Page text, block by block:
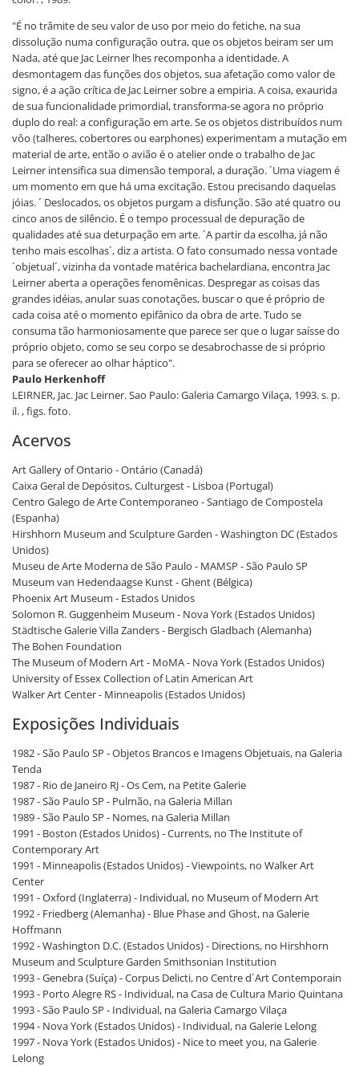
"É no trâmite de seu valor de uso por meio do fetiche, na sua
dissolução numa configuração outra, que os objetos beiram ser um
Nada, até que Jac Leirner lhes recomponha a identidade. A
desmontagem das funções dos objetos, sua afetação como valor de
signo, é a ação crítica de Jac Leirner sobre a empiria. A coisa, exaurida
de sua funcionalidade primordial, transforma-se agora no próprio
duplo do real: a configuração em arte. Se os objetos distribuídos num
vôo (talheres, cobertores ou earphones) experimentam a mutação em
material de arte, então o avião é o atelier onde o trabalho de Jac
Leirner intensifica sua dimensão temporal, a duração. ´Uma viagem é
um momento em que há uma excitação. Estou precisando daquelas
jóias. ´ Deslocados, os objetos purgam a disfunção. São até quatro ou
cinco anos de silêncio. É o tempo processual de depuração de
qualidades até sua deturpação em arte. ´A partir da escolha, já não
tenho mais escolhas´, diz a artista. O fato consumado nessa vontade
´objetual´, vizinha da vontade matérica bachelardiana, encontra Jac
Leirner aberta a operações fenomênicas. Despregar as coisas das
grandes idéias, anular suas conotações, buscar o que é próprio de
cada coisa até o momento epifânico da obra de arte. Tudo se
consuma tão harmoniosamente que parece ser que o lugar saísse do
próprio objeto, como se seu corpo se desabrochasse de si próprio
para se oferecer ao olhar háptico".
Paulo Herkenhoff
LEIRNER, Jac. Jac Leirner. Sao Paulo: Galeria Camargo Vilaça, 1993. s. p.
il. , figs. foto.
Acervos
Art Gallery of Ontario - Ontário (Canadá)
Caixa Geral de Depósitos, Culturgest - Lisboa (Portugal)
Centro Galego de Arte Contemporaneo - Santiago de Compostela
(Espanha)
Hirshhorn Museum and Sculpture Garden - Washington DC (Estados
Unidos)
Museu de Arte Moderna de São Paulo - MAMSP - São Paulo SP
Museum van Hedendaagse Kunst - Ghent (Bélgica)
Phoenix Art Museum - Estados Unidos
Solomon R. Guggenheim Museum - Nova York (Estados Unidos)
Städtische Galerie Villa Zanders - Bergisch Gladbach (Alemanha)
The Bohen Foundation
The Museum of Modern Art - MoMA - Nova York (Estados Unidos)
University of Essex Collection of Latin American Art
Walker Art Center - Minneapolis (Estados Unidos)
Exposições Individuais
1982 - São Paulo SP - Objetos Brancos e Imagens Objetuais, na Galeria
Tenda
1987 - Rio de Janeiro RJ - Os Cem, na Petite Galerie
1987 - São Paulo SP - Pulmão, na Galeria Millan
1989 - São Paulo SP - Nomes, na Galeria Millan
1991 - Boston (Estados Unidos) - Currents, no The Institute of
Contemporary Art
1991 - Minneapolis (Estados Unidos) - Viewpoints, no Walker Art
Center
1991 - Oxford (Inglaterra) - Individual, no Museum of Modern Art
1992 - Friedberg (Alemanha) - Blue Phase and Ghost, na Galerie
Hoffmann
1992 - Washington D.C. (Estados Unidos) - Directions, no Hirshhorn
Museum and Sculpture Garden Smithsonian Institution
1993 - Genebra (Suíça) - Corpus Delicti, no Centre d´Art Contemporain
1993 - Porto Alegre RS - Individual, na Casa de Cultura Mario Quintana
1993 - São Paulo SP - Individual, na Galeria Camargo Vilaça
1994 - Nova York (Estados Unidos) - Individual, na Galerie Lelong
1997 - Nova York (Estados Unidos) - Nice to meet you, na Galerie
Lelong